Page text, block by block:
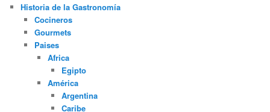
Historia de la Gastronomía
Cocineros
Gourmets
Paises
Africa
Egipto
América
Argentina
Caribe